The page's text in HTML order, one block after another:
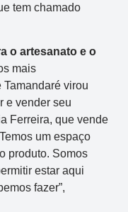
tem chamado
o artesanato e o
mais
virou
e vender seu
Ferreira, que vende
um espaço
produto. Somos
estar aqui
fazer”,